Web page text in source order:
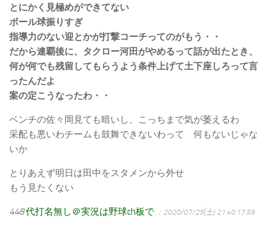
とにかく見極めができてない
ボール球振りすぎ
指導力のない迎とかが打撃コーチってのがもう・・
だから連覇後に、タクロー河田がやめるって話が出たとき、
何が何でも残留してもらうよう条件上げて土下座しろって言
ったんだよ
案の定こうなったわ・・
ベンチの佐々岡見ても暗いし、こっちまで気が萎えるわ
采配も悪いわチームも鼓舞できないわって 何もないじゃな
いか
とりあえず明日は田中をスタメンから外せ
もう見たくない
448代打名無し＠実況は野球ch板で ：2020/07/25(土) 21:40:17.59